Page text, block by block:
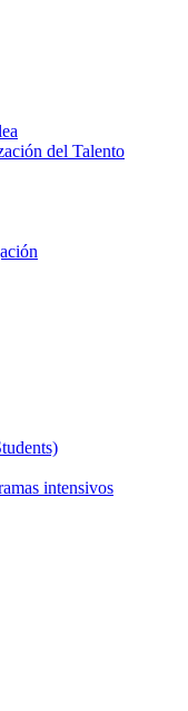
del Talento
intensivos